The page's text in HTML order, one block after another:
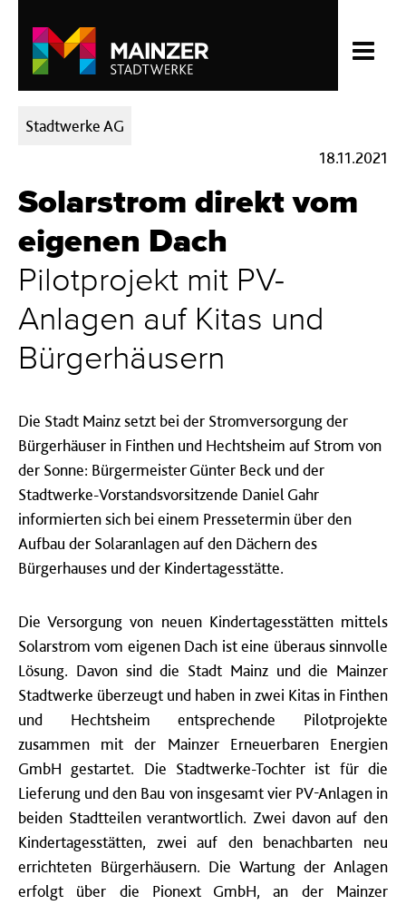
Kategorien:
Stadtwerke AG
18.11.2021
Solarstrom direkt vom
eigenen Dach
Pilotprojekt mit PV-
Anlagen auf Kitas und
Bürgerhäusern
Die Stadt Mainz setzt bei der Stromversorgung der
Bürgerhäuser in Finthen und Hechtsheim auf Strom von
der Sonne: Bürgermeister Günter Beck und der
Stadtwerke-Vorstandsvorsitzende Daniel Gahr
informierten sich bei einem Pressetermin über den
Aufbau der Solaranlagen auf den Dächern des
Bürgerhauses und der Kindertagesstätte.
Die Versorgung von neuen Kindertagesstätten mittels
Solarstrom vom eigenen Dach ist eine überaus sinnvolle
Lösung. Davon sind die Stadt Mainz und die Mainzer
Stadtwerke überzeugt und haben in zwei Kitas in Finthen
und Hechtsheim entsprechende Pilotprojekte
zusammen mit der Mainzer Erneuerbaren Energien
GmbH gestartet. Die Stadtwerke-Tochter ist für die
Lieferung und den Bau von insgesamt vier PV-Anlagen in
beiden Stadtteilen verantwortlich. Zwei davon auf den
Kindertagesstätten, zwei auf den benachbarten neu
errichteten Bürgerhäusern. Die Wartung der Anlagen
erfolgt über die Pionext GmbH, an der Mainzer